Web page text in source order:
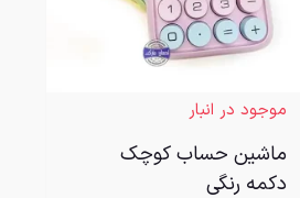
موجود در انبار
ماشین حساب کوچک
دکمه رنگی